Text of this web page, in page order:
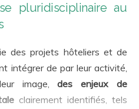
pluridisciplinaire au
des projets hôteliers et de
intégrer de par leur activité,
image, des enjeux de
clairement identifiés, tels